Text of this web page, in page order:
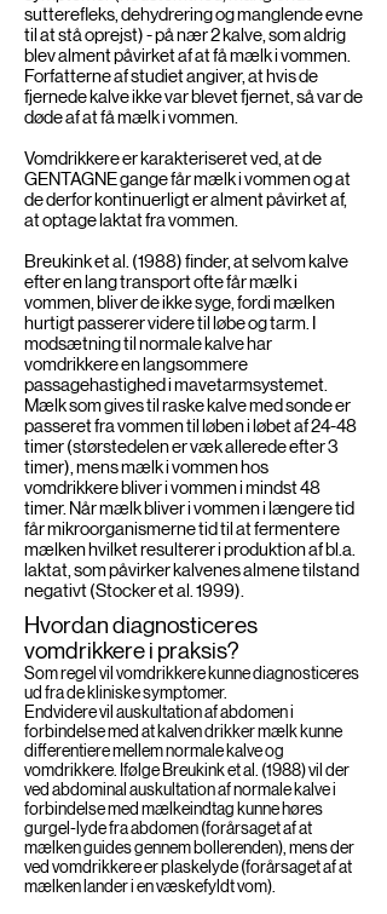
sutterefleks, dehydrering og manglende evne
til at stå oprejst) - på nær 2 kalve, som aldrig
blev alment påvirket af at få mælk i vommen.
Forfatterne af studiet angiver, at hvis de
fjernede kalve ikke var blevet fjernet, så var de
døde af at få mælk i vommen.
Vomdrikkere er karakteriseret ved, at de
GENTAGNE gange får mælk i vommen og at
de derfor kontinuerligt er alment påvirket af,
at optage laktat fra vommen.
Breukink et al. (1988) finder, at selvom kalve
efter en lang transport ofte får mælk i
vommen, bliver de ikke syge, fordi mælken
hurtigt passerer videre til løbe og tarm. I
modsætning til normale kalve har
vomdrikkere en langsommere
passagehastighed i mavetarmsystemet.
Mælk som gives til raske kalve med sonde er
passeret fra vommen til løben i løbet af 24-48
timer (størstedelen er væk allerede efter 3
timer), mens mælk i vommen hos
vomdrikkere bliver i vommen i mindst 48
timer. Når mælk bliver i vommen i længere tid
får mikroorganismerne tid til at fermentere
mælken hvilket resulterer i produktion af bl.a.
laktat, som påvirker kalvenes almene tilstand
negativt (Stocker et al. 1999).
Hvordan diagnosticeres
vomdrikkere i praksis?
Som regel vil vomdrikkere kunne diagnosticeres
ud fra de kliniske symptomer.
Endvidere vil auskultation af abdomen i
forbindelse med at kalven drikker mælk kunne
differentiere mellem normale kalve og
vomdrikkere. Ifølge Breukink et al. (1988) vil der
ved abdominal auskultation af normale kalve i
forbindelse med mælkeindtag kunne høres
gurgel-lyde fra abdomen (forårsaget af at
mælken guides gennem bollerenden), mens der
ved vomdrikkere er plaskelyde (forårsaget af at
mælken lander i en væskefyldt vom).